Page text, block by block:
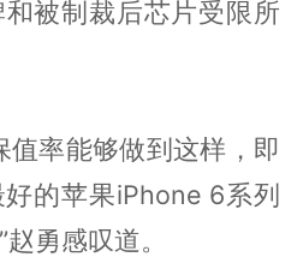
被制裁后芯片受限所
值率能够做到这样，即
的苹果iPhone 6系列
勇感叹道。